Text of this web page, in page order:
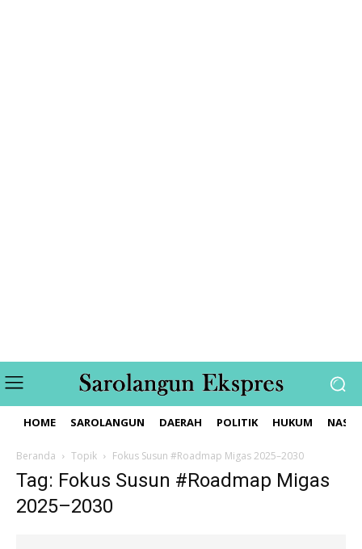
HOME SAROLANGUN DAERAH POLITIK HUKUM
Beranda Topik Fokus Susun #Roadmap Migas 2025–2030
Tag: Fokus Susun #Roadmap Migas
2025–2030